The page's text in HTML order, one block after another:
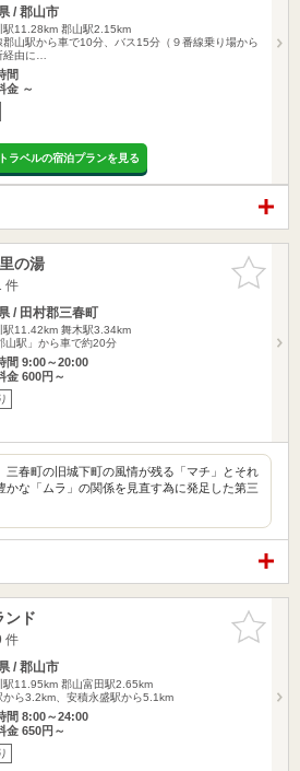
/ 郡山市
駅11.28km 郡山駅2.15km
郡山駅から車で10分、バス15分（９番線乗り場から
経由に…
間
金 ～
ラベルの宿泊プランを見る
お気に入
りに追加
の湯
件
/ 田村郡三春町
駅11.42km 舞木駅3.34km
山駅」から車で約20分
間 9:00～20:00
金 600円～
三春町の旧城下町の風情が残る「マチ」とそれ
かな「ムラ」の関係を見直す為に発足した第三
お気に入
りに追加
ド
件
/ 郡山市
駅11.95km 郡山富田駅2.65km
から3.2km、安積永盛駅から5.1km
間 8:00～24:00
金 650円～